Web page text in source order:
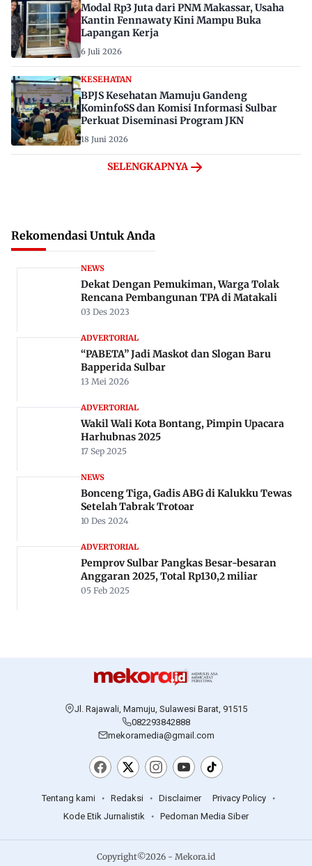
Modal Rp3 Juta dari PNM Makassar, Usaha
Kantin Fennawaty Kini Mampu Buka
Lapangan Kerja
6 Juli 2026
KESEHATAN
BPJS Kesehatan Mamuju Gandeng
KominfoSS dan Komisi Informasi Sulbar
Perkuat Diseminasi Program JKN
18 Juni 2026
SELENGKAPNYA
Rekomendasi Untuk Anda
NEWS
Dekat Dengan Pemukiman, Warga Tolak
Rencana Pembangunan TPA di Matakali
03 Des 2023
ADVERTORIAL
“PABETA” Jadi Maskot dan Slogan Baru
Bapperida Sulbar
13 Mei 2026
ADVERTORIAL
Wakil Wali Kota Bontang, Pimpin Upacara
Harhubnas 2025
17 Sep 2025
NEWS
Bonceng Tiga, Gadis ABG di Kalukku Tewas
Setelah Tabrak Trotoar
10 Des 2024
ADVERTORIAL
Pemprov Sulbar Pangkas Besar-besaran
Anggaran 2025, Total Rp130,2 miliar
05 Feb 2025
Jl. Rajawali, Mamuju, Sulawesi Barat, 91515
082293842888
mekoramedia@gmail.com
Tentang kami Redaksi Disclaimer
Privacy Policy
Kode Etik Jurnalistik
Pedoman Media Siber
Copyright©2026 - Mekora.id